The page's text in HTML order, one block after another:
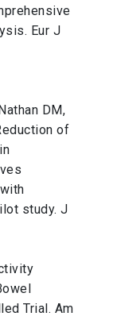
Eur J
DM,
of
study. J
Trial. Am